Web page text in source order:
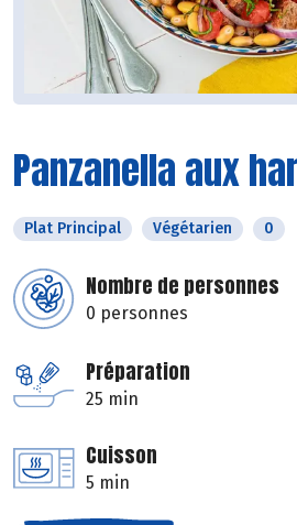
Panzanella aux
Plat Principal Végétarien 0
Nombre de personnes
0 personnes
Préparation
25 min
Cuisson
5 min